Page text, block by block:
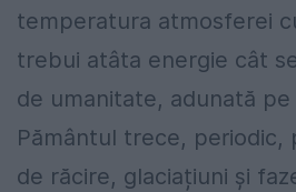
temperatura atmosferei
trebui atâta energie cât
de umanitate, adunată
Pământul trece, periodic,
de răcire, glaciațiuni și